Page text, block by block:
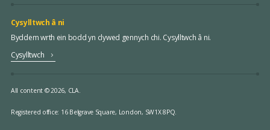
Cysylltwch â ni
Byddem wrth ein bodd yn clywed gennych chi. Cysylltwch â ni.
Cysylltwch
All content © 2026, CLA.
Registered office: 16 Belgrave Square, London, SW1X 8PQ.